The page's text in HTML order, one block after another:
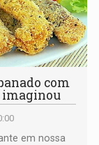
com
imaginou
em nossa